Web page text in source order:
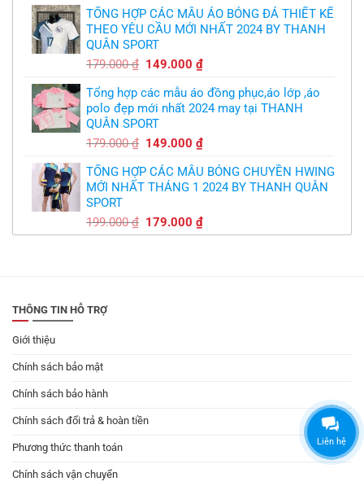
là:
350.000 ₫.
tại
là:
TỔNG HỢP CÁC MẪU ÁO BÓNG ĐÁ THIẾT KẾ
THEO YÊU CẦU MỚI NHẤT 2024 BY THANH
QUÂN SPORT
179.000₫ Giá
là:
179.000 ₫.
149.000₫Giá
tại
là:
Tổng hợp các mẫu áo đồng phục,áo lớp ,áo
polo đẹp mới nhất 2024 may tại THANH
QUÂN SPORT
179.000₫ Giá
là:
179.000 ₫.
149.000₫Giá
tại
là:
TỔNG HỢP CÁC MẪU BÓNG CHUYỀN HWING
MỚI NHẤT THÁNG 1 2024 BY THANH QUÂN
SPORT
199.000₫ Giá
gốc
179.000₫Giá
hiện
THÔNG TIN HỖ TRỢ
Giới thiệu
Chính sách bảo mật
Chính sách bảo hành
Chính sách đổi trả & hoàn tiền
Phương thức thanh toán
Chính sách vận chuyển
Liên hệ